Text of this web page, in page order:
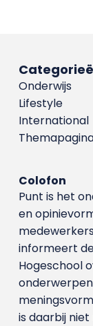
Onderwijs
Lifestyle
International
Colofon
Punt is het
en
informeert
Hogeschool
is daarbij